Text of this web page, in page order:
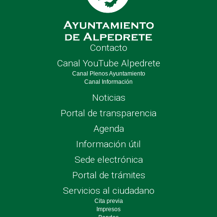
Contacto
Canal YouTube Alpedrete
Canal Plenos Ayuntamiento
Canal Información
Noticias
Portal de transparencia
Agenda
Información útil
Sede electrónica
Portal de trámites
Servicios al ciudadano
Cita previa
Impresos